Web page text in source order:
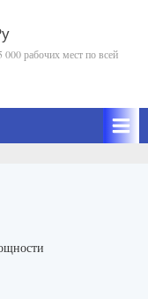
рабочих мест по всей